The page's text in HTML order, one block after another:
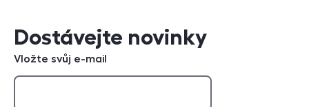
Dostávejte novinky
Vložte svůj e-mail